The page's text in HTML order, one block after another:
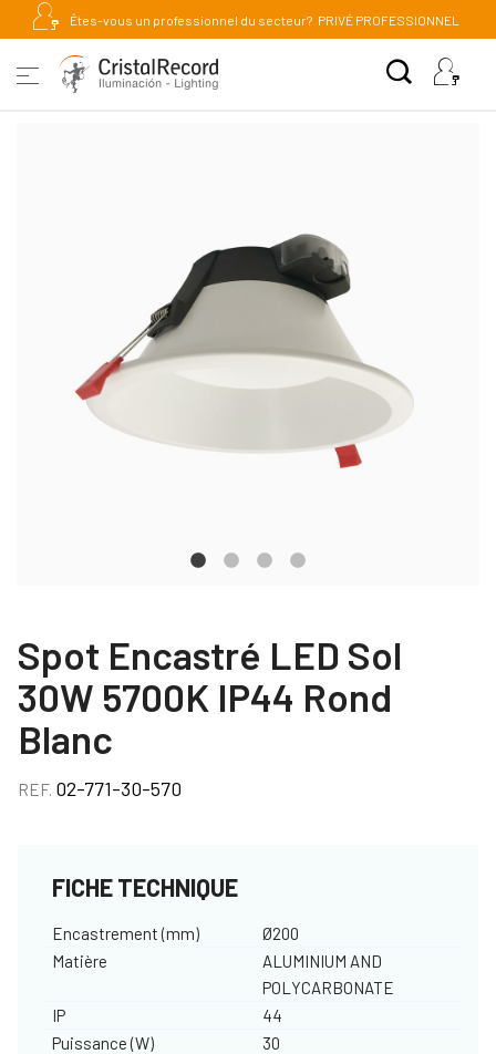
Êtes-vous un professionnel du secteur? PRIVÉ PROFESSIONNEL
Spot Encastré LED Sol
30W 5700K IP44 Rond
Blanc
REF. 02-771-30-570
FICHE TECHNIQUE
Encastrement (mm)
Ø200
Matière
ALUMINIUM AND
POLYCARBONATE
IP
44
Puissance (W)
30